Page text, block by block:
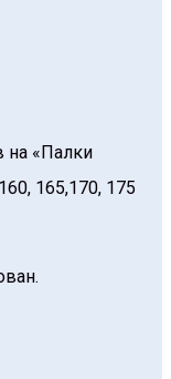
на «Палки
165,170, 175